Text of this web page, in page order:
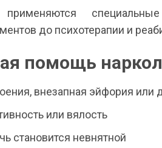
до психотерапии и
помощь
внезапная эйфория или
или вялость
становится невнятной